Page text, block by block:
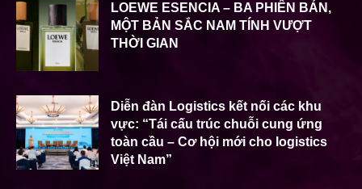
LOEWE ESENCIA – BA PHIÊN BẢN,
MỘT BẢN SẮC NAM TÍNH VƯỢT
THỜI GIAN
Diễn đàn Logistics kết nối các khu
vực: “Tái cấu trúc chuỗi cung ứng
toàn cầu – Cơ hội mới cho logistics
Việt Nam”